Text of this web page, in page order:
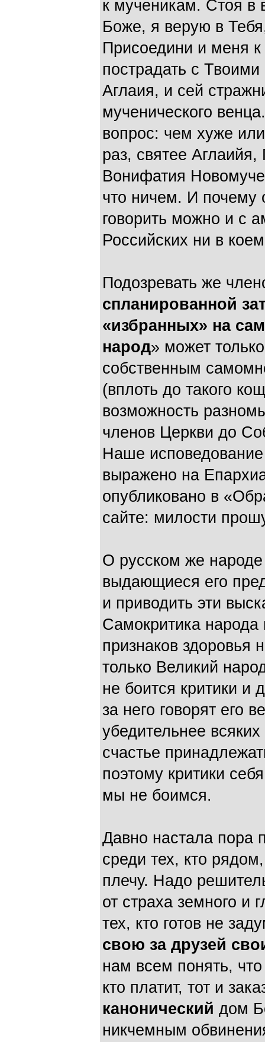
к мученикам. Стоя в
Боже, я верую в
Присоедини и меня
пострадать с
Аглаия, и сей
мученического
вопрос: чем хуже
раз, святее
Вонифатия
что ничем. И почему
говорить можно и с
Российских ни в
Подозревать же
спланированной
«избранных» на
народ» может
собственным
(вплоть до такого
возможность
членов Церкви до
Наше
выражено на
опубликовано в
сайте: милости
О русском же
выдающиеся его
и приводить эти
Самокритика народа
признаков здоровья
только Великий
не боится критики и
за него говорят его
убедительнее
счастье
поэтому критики
мы не боимся.
Давно настала пора
среди тех, кто
плечу. Надо
от страха земного и
тех, кто готов не
свою за друзей
нам всем понять,
кто платит, тот и
канонический дом
никчемным